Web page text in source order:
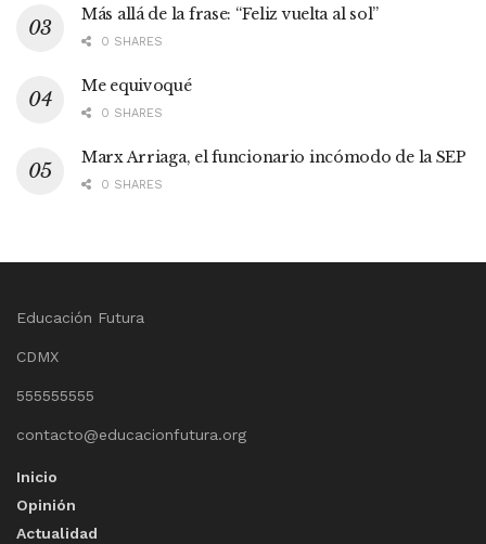
Más allá de la frase: “Feliz vuelta al sol”
0 SHARES
Me equivoqué
0 SHARES
Marx Arriaga, el funcionario incómodo de la SEP
0 SHARES
Educación Futura
CDMX
555555555
contacto@educacionfutura.org
Inicio
Opinión
Actualidad